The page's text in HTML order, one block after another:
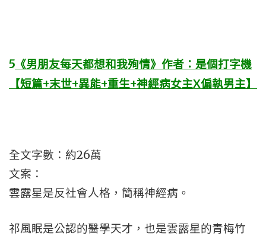
5 《男朋友每天都想和我殉情》作者：是個打字機
【短篇+末世+異能+重生+神經病女主X偏執男主】
全文字數：約26萬
文案：
雲露星是反社會人格，簡稱神經病。
祁風眠是公認的醫學天才，也是雲露星的青梅竹